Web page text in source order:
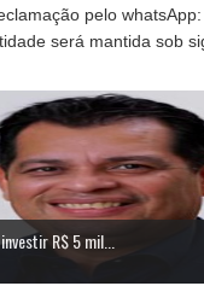
pelo
será mantida sob
R$ 5 mil...